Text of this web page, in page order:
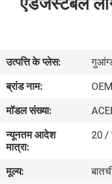
हमारे
बारे
में
कारखाना
भ्रमण
उत्पत्ति के प्लेस:
ब्रांड नाम:
OEM
मॉडल संख्या:
न्यूनतम आदेश
मात्रा:
20 /
मूल्य: